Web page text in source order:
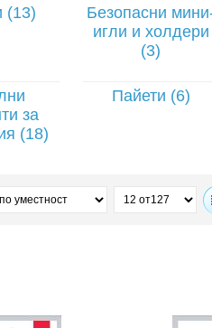
(13)
Безопасни
игли и холдери
(3)
за
(18)
Пайети (6)